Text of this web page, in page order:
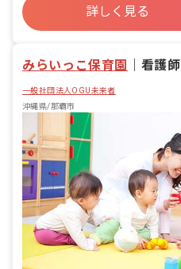
福利厚生充実
昇給昇進あり
詳しく見る
みらいっこ保育園 看護師
一般社団法人OGU未来者
沖縄県/那覇市